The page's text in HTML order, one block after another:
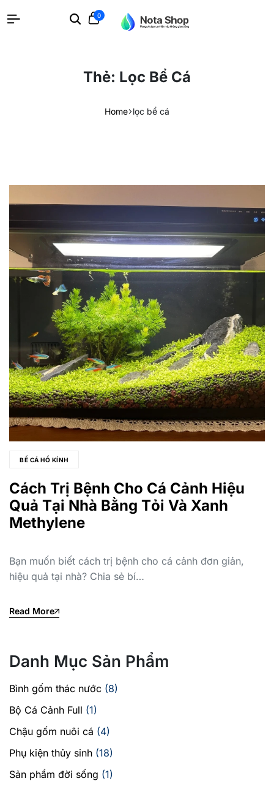
Search
0
Cart
Thẻ: Lọc Bể Cá
Home lọc bể cá
BỂ CÁ HỒ KÍNH
Cách Trị Bệnh Cho Cá Cảnh Hiệu
Quả Tại Nhà Bằng Tỏi Và Xanh
Methylene
Bạn muốn biết cách trị bệnh cho cá cảnh đơn giản,
hiệu quả tại nhà? Chia sẻ bí…
Read More
Danh Mục Sản Phẩm
Bình gốm thác nước (8)
Bộ Cá Cảnh Full (1)
Chậu gốm nuôi cá (4)
Phụ kiện thủy sinh (18)
Sản phẩm đời sống (1)